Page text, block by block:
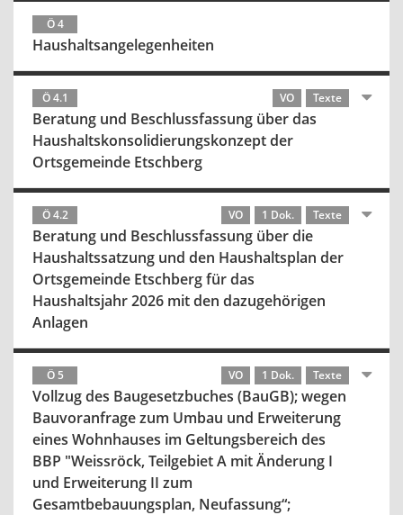
Ö 4
Haushaltsangelegenheiten
Ö 4.1 VO Texte
Beratung und Beschlussfassung über das
Haushaltskonsolidierungskonzept der
Ortsgemeinde Etschberg
Ö 4.2 VO 1 Dok. Texte
Beratung und Beschlussfassung über die
Haushaltssatzung und den Haushaltsplan der
Ortsgemeinde Etschberg für das
Haushaltsjahr 2026 mit den dazugehörigen
Anlagen
Ö 5 VO 1 Dok. Texte
Vollzug des Baugesetzbuches (BauGB); wegen
Bauvoranfrage zum Umbau und Erweiterung
eines Wohnhauses im Geltungsbereich des
BBP "Weissröck, Teilgebiet A mit Änderung I
und Erweiterung II zum
Gesamtbebauungsplan, Neufassung“;